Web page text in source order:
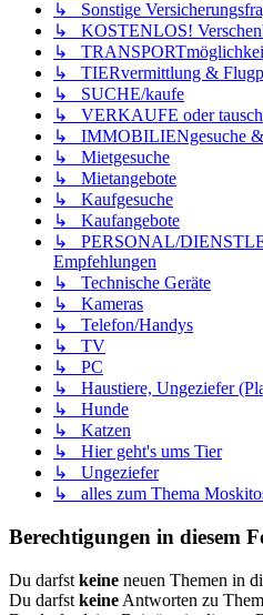
↳ Sonstige
↳ KOSTENLOS!
↳
↳ TIERvermittlung &
↳ SUCHE/kaufe
↳ VERKAUFE oder
↳ IMMOBILIENgesuche &
↳ Mietgesuche
↳ Mietangebote
↳ Kaufgesuche
↳ Kaufangebote
↳ PERSONAL/
Empfehlungen
↳ Technische Geräte
↳ Kameras
↳ Telefon/Handys
↳ TV
↳ PC
↳ Haustiere, Ungeziefer
↳ Hunde
↳ Katzen
↳ Hier geht's ums Tier
↳ Ungeziefer
↳ alles zum Thema
Berechtigungen in diesem
Du darfst keine neuen Themen in
Du darfst keine Antworten zu